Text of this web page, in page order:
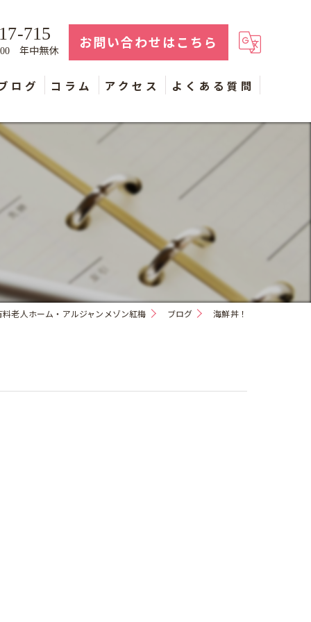
715
00 年中無休 お問い合わせはこちら
ログ コラム アクセス よくある質問
老人ホーム・アルジャンメゾン紅梅 ブログ 海鮮丼！